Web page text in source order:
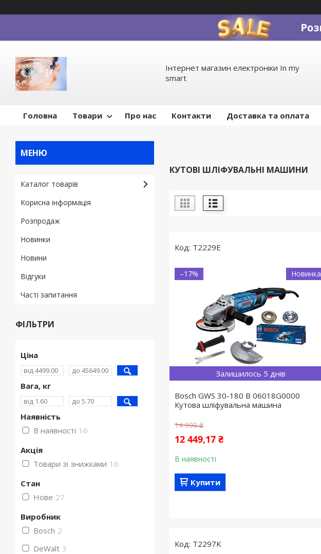
Інтернет магазин електроніки In my
smart
Головна Товари Про нас Контакти Доставка та оплата
КУТОВІ ШЛІФУВАЛЬНІ МАШИНИ
T2229E
Залишилось 5 днів
Новинка
–17%
Bosch GWS 30-180 B 06018G0000
Кутова шліфувальна машина
14 999 ₴
12 449,17 ₴
В наявності
Купити
T2297K
Каталог товарів
Корисна інформація
Pозпродаж
Новинки
Новини
Відгуки
Часті запитання
ФІЛЬТРИ
Ціна
Вага, кг
Наявність
В наявності 16
Акція
Товари зі знижками 16
Стан
Нове 27
Виробник
Bosch 2
DeWalt 3